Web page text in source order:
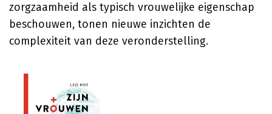
zorgzaamheid als typisch vrouwelijke eigenschap
beschouwen, tonen nieuwe inzichten de
complexiteit van deze veronderstelling.